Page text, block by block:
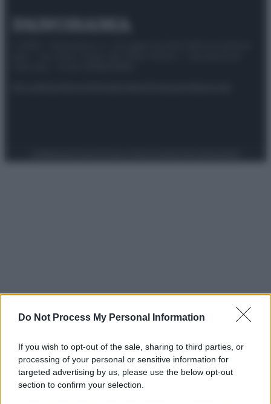
Do Not Process My Personal Information
If you wish to opt-out of the sale, sharing to third parties, or
processing of your personal or sensitive information for
targeted advertising by us, please use the below opt-out
section to confirm your selection.